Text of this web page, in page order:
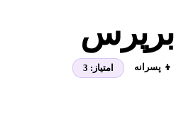
برپرس
👦 پسرانه امتیاز: 3